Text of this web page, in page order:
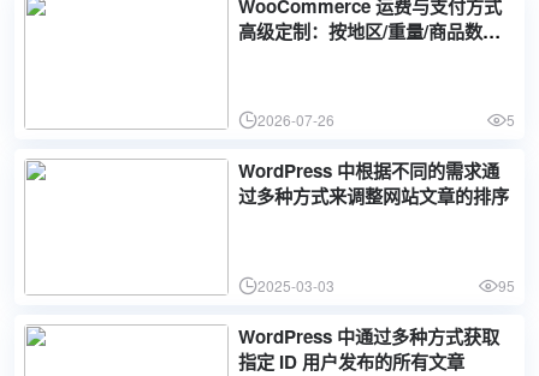
WooCommerce 运费与支付方式
高级定制：按地区/重量/商品数量
2026-07-26 5
WordPress 中根据不同的需求通
过多种方式来调整网站文章的排序
2025-03-03 95
WordPress 中通过多种方式获取
指定 ID 用户发布的所有文章